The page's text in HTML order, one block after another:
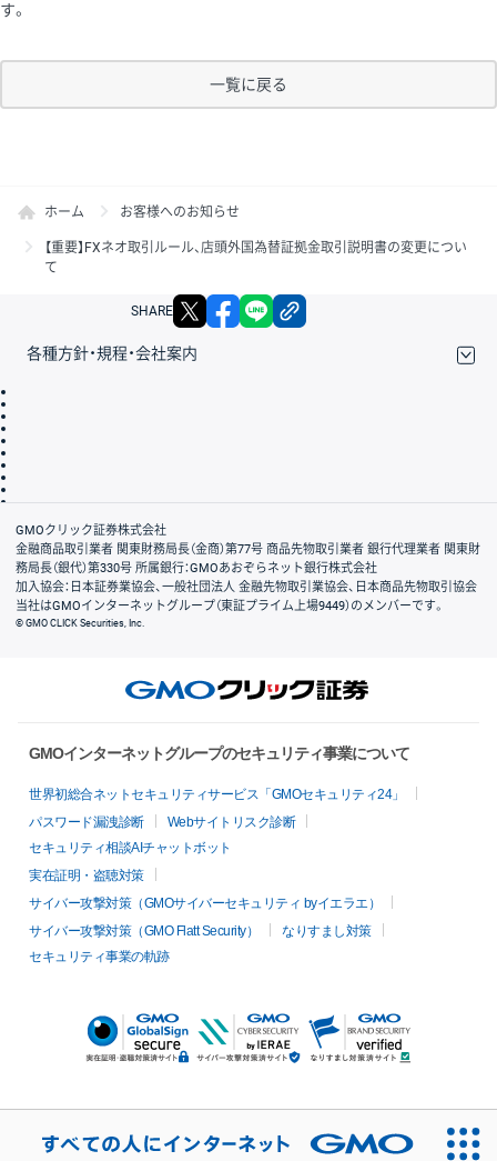
す。
一覧に戻る
ホーム お客様へのお知らせ
【重要】FXネオ取引ルール、店頭外国為替証拠金取引説明書の変更につい
て
SHARE X facebook
各種方針・規程・会社案内
会社案内
GMOクリック証券株式会社
金融商品取引業者 関東財務局長（金商）第77号 商品先物取引業者 銀行代理業者 関東財
務局長（銀代）第330号 所属銀行：GMOあおぞらネット銀行株式会社
加入協会：日本証券業協会、一般社団法人 金融先物取引業協会、日本商品先物取引協会
当社はGMOインターネットグループ（東証プライム上場9449）のメンバーです。
© GMO CLICK Securities, Inc.
GMOインターネットグループのセキュリティ事業について
世界初総合ネットセキュリティサービス「GMOセキュリティ24」
パスワード漏洩診断
Webサイトリスク診断
セキュリティ相談AIチャットボット
実在証明・盗聴対策
サイバー攻撃対策（GMOサイバーセキュリティ byイエラエ）
サイバー攻撃対策（GMO Flatt Security）
なりすまし対策
セキュリティ事業の軌跡